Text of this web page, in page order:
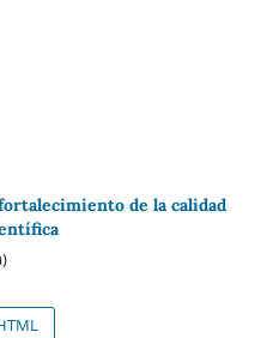
de la calidad